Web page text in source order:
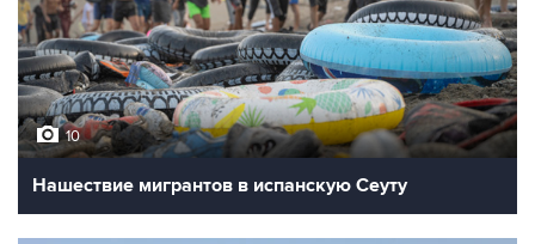
10
Нашествие мигрантов в испанскую Сеуту